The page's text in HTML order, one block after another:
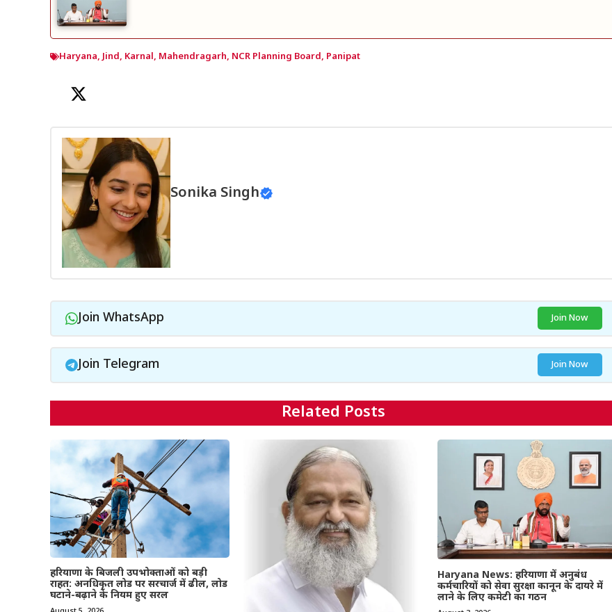
Haryana, Jind, Karnal, Mahendragarh, NCR Planning Board, Panipat
Sonika Singh
Join WhatsApp Join Now
Join Telegram Join Now
Related Posts
हरियाणा के बिजली उपभोक्ताओं को बड़ी
राहत: अनधिकृत लोड पर सरचार्ज में ढील, लोड
घटाने-बढ़ाने के नियम हुए सरल
Haryana News: हरियाणा में अनुबंध
कर्मचारियों को सेवा सुरक्षा कानून के दायरे में
लाने के लिए कमेटी का गठन